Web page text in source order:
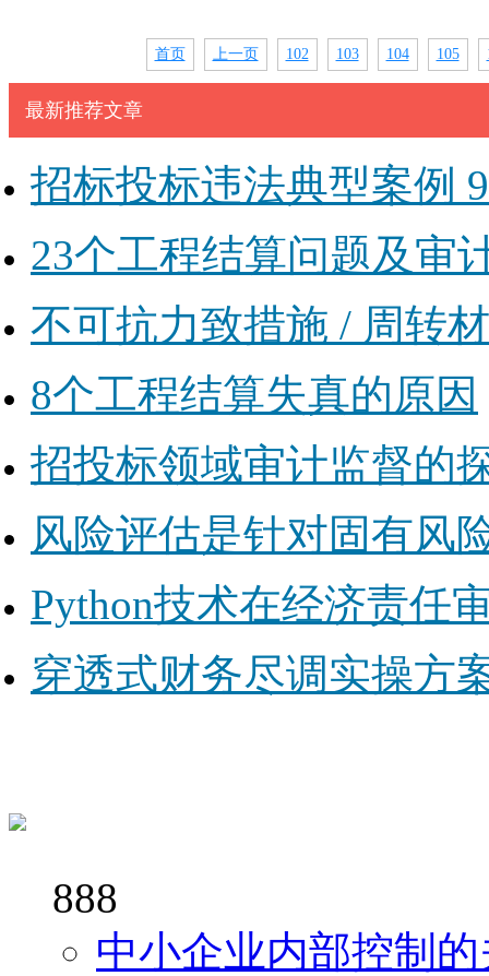
首页 上一页 102 103 104 105
最新推荐文章
招标投标违法典型案例
23个工程结算问题及审
不可抗力致措施 / 周转
8个工程结算失真的原因
招投标领域审计监督的
风险评估是针对固有风
Python技术在经济责任
穿透式财务尽调实操方
888
中小企业内部控制